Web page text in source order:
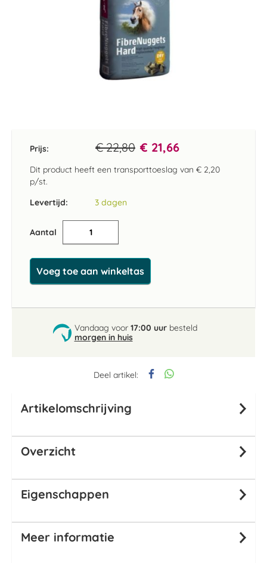
Deel artikel:
Prijs: € 22,80 € 21,66
Dit product heeft een transporttoeslag van € 2,20
p/st.
Levertijd:
3 dagen
Aantal
Voeg toe aan winkeltas
Vandaag voor 17:00 uurbesteld
morgen in huis
begin
afbeeldingen-
gallerij
Artikelomschrijving
Overzicht
Eigenschappen
Meer informatie